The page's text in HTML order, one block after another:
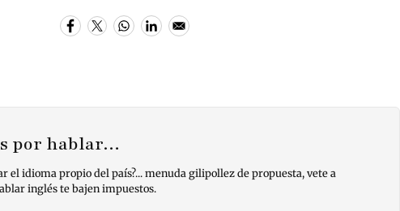
por hablar…
el idioma propio del país?... menuda gilipollez de propuesta, vete a
inglés te bajen impuestos.